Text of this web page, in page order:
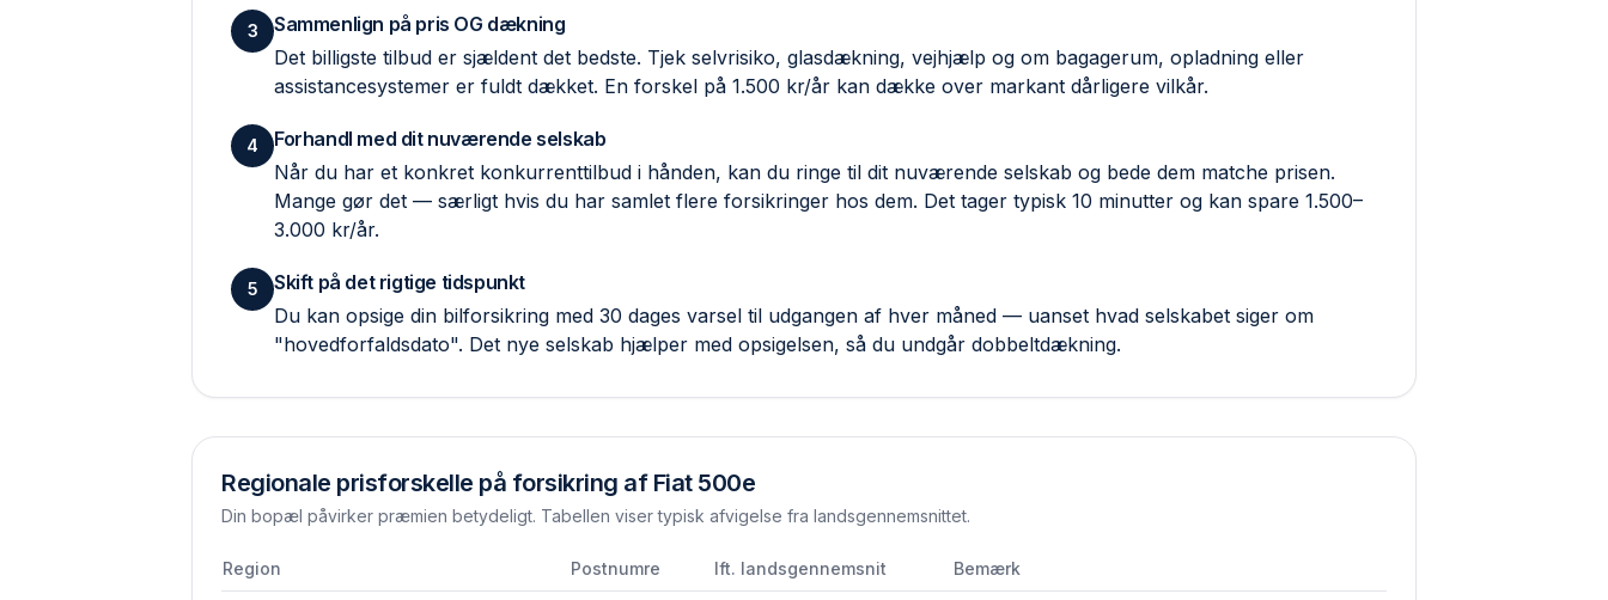
3
Sammenlign på pris OG dækning
Det billigste tilbud er sjældent det bedste. Tjek selvrisiko, glas­dækning, vejhjælp og om bagagerum, opladning eller
assistance­systemer er fuldt dækket. En forskel på 1.500 kr/år kan dække over markant dårligere vilkår.
4
Forhandl med dit nuværende selskab
Når du har et konkret konkurrent­tilbud i hånden, kan du ringe til dit nuværende selskab og bede dem matche prisen.
Mange gør det — særligt hvis du har samlet flere forsikringer hos dem. Det tager typisk 10 minutter og kan spare 1.500–
3.000 kr/år.
5
Skift på det rigtige tidspunkt
Du kan opsige din bilforsikring med 30 dages varsel til udgangen af hver måned — uanset hvad selskabet siger om
"hovedforfaldsdato". Det nye selskab hjælper med opsigelsen, så du undgår dobbelt­dækning.
Regionale prisforskelle på forsikring af Fiat 500e
Din bopæl påvirker præmien betydeligt. Tabellen viser typisk afvigelse fra landsgennemsnittet.
Region Postnumre Ift. landsgennemsnit Bemærk